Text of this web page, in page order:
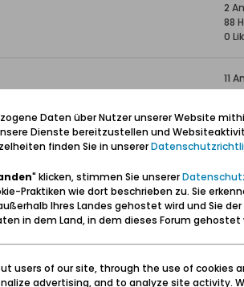
2
88
0
11
4
0
15
0
Daten über Nutzer unserer Website
Dienste bereitzustellen und
finden Sie in unserer
" klicken, stimmen Sie unserer
Praktiken wie dort beschrieben zu. Sie
Ihres Landes gehostet wird und Sie der
in dem Land, in dem dieses Forum
users of our site, through the use of cookies
advertising, and to analyze site activity.